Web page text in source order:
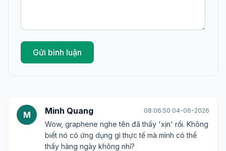
Gửi bình luận
M Minh Quang 08:06:50 04-06-2026
Wow, graphene nghe tên đã thấy 'xịn' rồi. Không
biết nó có ứng dụng gì thực tế mà mình có thể
thấy hàng ngày không nhỉ?